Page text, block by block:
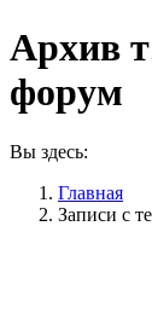
Архив
форум
Вы здесь:
Главная
Записи с